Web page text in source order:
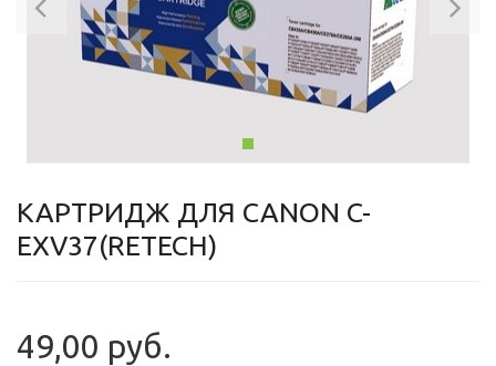
КАРТРИДЖ ДЛЯ CANON C-
EXV37(RETECH)
49,00 руб.